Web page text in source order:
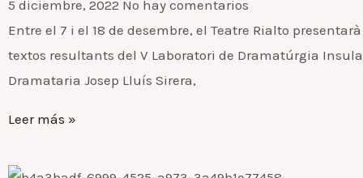
5 diciembre, 2022 No hay comentarios
Entre el 7 i el 18 de desembre, el Teatre Rialto
textos resultants del V Laboratori de Dramatúrgia Insula
Dramataria Josep Lluís Sirera,
Leer más »